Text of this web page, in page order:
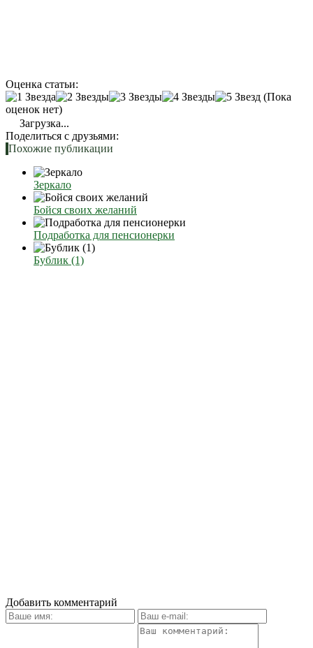
Оценка статьи:
(Пока
оценок нет)
Загрузка...
Поделиться с друзьями:
Похожие публикации
Зеркало
Бойся своих желаний
Подработка для пенсионерки
Бублик (1)
Добавить комментарий